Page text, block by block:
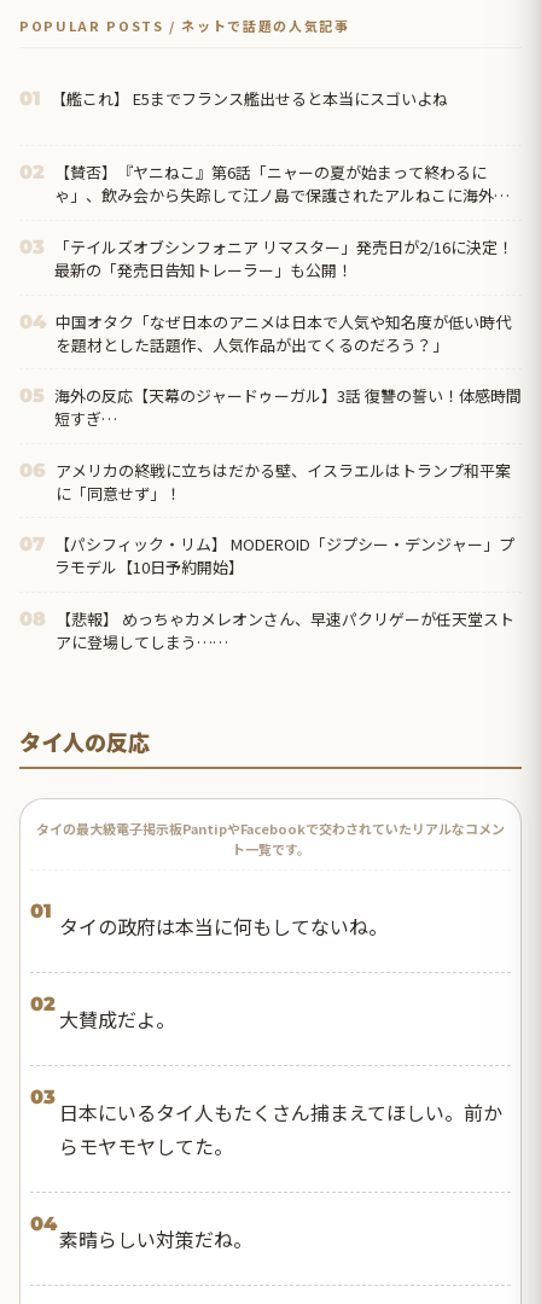
POPULAR POSTS / ネットで話題の人気記事
01 【艦これ】 E5までフランス艦出せると本当にスゴいよね
02
【賛否】『ヤニねこ』第6話「ニャーの夏が始まって終わるに
ゃ」、飲み会から失踪して江ノ島で保護されたアルねこに海外ざ
ぞ、夢か？」
03
「テイルズオブシンフォニア リマスター」発売日が2/16に決定！
最新の「発売日告知トレーラー」も公開！
04 中国オタク「なぜ日本のアニメは日本で人気や知名度が低い時代
を題材とした話題作、人気作品が出てくるのだろう？」
05 海外の反応【天幕のジャードゥーガル】3話 復讐の誓い！体感時間
短すぎ…
06 アメリカの終戦に立ちはだかる壁、イスラエルはトランプ和平案
に「同意せず」！
07
【パシフィック・リム】 MODEROID「ジプシー・デンジャー」プ
ラモデル【10日予約開始】
08
【悲報】 めっちゃカメレオンさん、早速パクリゲーが任天堂スト
アに登場してしまう……
タイ人の反応
タイの最大級電子掲示板PantipやFacebookで交わされていたリアルなコメン
ト一覧です。
01
タイの政府は本当に何もしてないね。
02
大賛成だよ。
03
日本にいるタイ人もたくさん捕まえてほしい。前か
らモヤモヤしてた。
04
素晴らしい対策だね。